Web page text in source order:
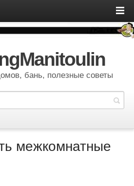
бань, полезные советы
межкомнатные